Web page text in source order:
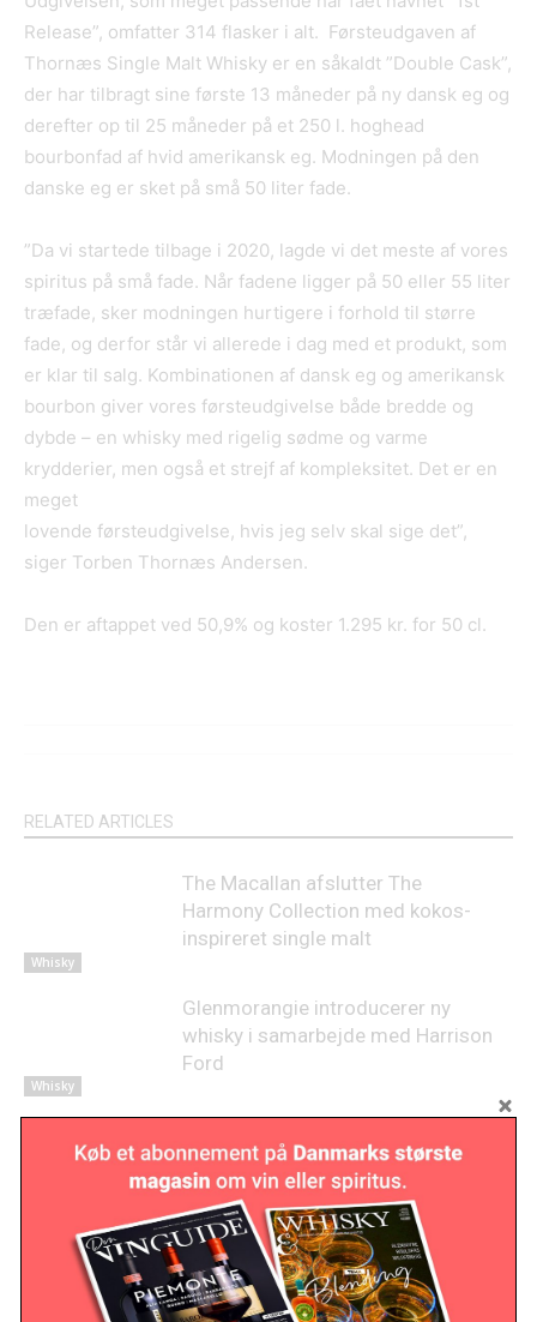
Release”, omfatter 314 flasker i alt. Førsteudgaven af
Thornæs Single Malt Whisky er en såkaldt ”Double Cask”,
der har tilbragt sine første 13 måneder på ny dansk eg og
derefter op til 25 måneder på et 250 l. hoghead
bourbonfad af hvid amerikansk eg. Modningen på den
danske eg er sket på små 50 liter fade.
”Da vi startede tilbage i 2020, lagde vi det meste af vores
spiritus på små fade. Når fadene ligger på 50 eller 55 liter
træfade, sker modningen hurtigere i forhold til større
fade, og derfor står vi allerede i dag med et produkt, som
er klar til salg. Kombinationen af dansk eg og amerikansk
bourbon giver vores førsteudgivelse både bredde og
dybde – en whisky med rigelig sødme og varme
krydderier, men også et strejf af kompleksitet. Det er en
meget
lovende førsteudgivelse, hvis jeg selv skal sige det”,
siger Torben Thornæs Andersen.
Den er aftappet ved 50,9% og koster 1.295 kr. for 50 cl.
RELATED ARTICLES
Whisky
The Macallan afslutter The
Harmony Collection med kokos-
inspireret single malt
Whisky
Glenmorangie introducerer ny
whisky i samarbejde med Harrison
Ford
offentlig høring